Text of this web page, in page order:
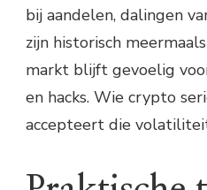
bij aandelen, dalingen
zijn historisch
markt blijft gevoelig
en hacks. Wie crypto
accepteert die